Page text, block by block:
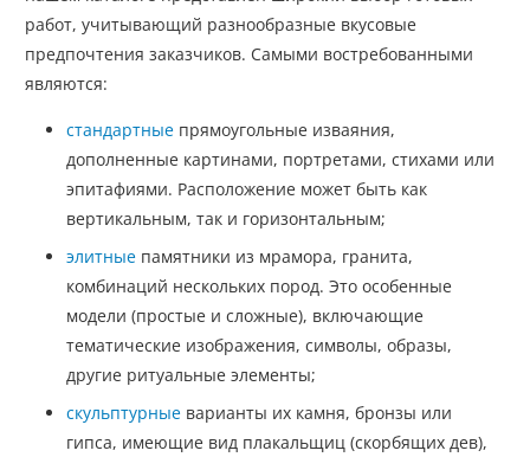
работ, учитывающий разнообразные вкусовые
предпочтения заказчиков. Самыми востребованными
являются:
стандартные прямоугольные изваяния,
дополненные картинами, портретами, стихами или
эпитафиями. Расположение может быть как
вертикальным, так и горизонтальным;
элитные памятники из мрамора, гранита,
комбинаций нескольких пород. Это особенные
модели (простые и сложные), включающие
тематические изображения, символы, образы,
другие ритуальные элементы;
скульптурные варианты их камня, бронзы или
гипса, имеющие вид плакальщиц (скорбящих дев),